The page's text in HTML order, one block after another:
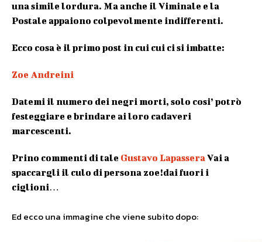
una simile lordura. Ma anche il Viminale e la
Postale appaiono colpevolmente indifferenti.
Ecco cosa è il primo post in cui cui ci si imbatte:
Zoe Andreini
Datemi il numero dei negri morti, solo cosi’ potrò
festeggiare e brindare ai loro cadaveri
marcescenti.
Prino commenti di tale Gustavo Lapassera Vai a
spaccargli il culo di persona zoe!dai fuori i
ciglioni…
Ed ecco una immagine che viene subito dopo: